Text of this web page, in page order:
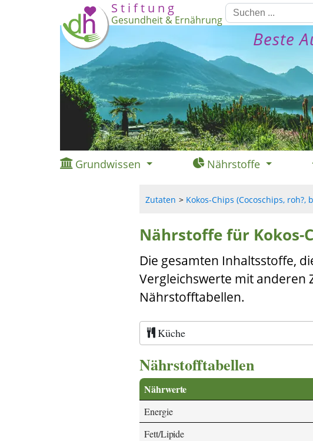
S t i f t u n g
Gesundheit & Ernährung
Beste
Grundwissen Nährstoffe
Zutaten Kokos-Chips (Cocoschips, roh?,
Nährstoffe für Kokos-
Die gesamten Inhaltsstoffe,
Vergleichswerte mit anderen
Nährstofftabellen.
Küche
Nährstofftabellen
Nährwerte
Energie
Fett/Lipide